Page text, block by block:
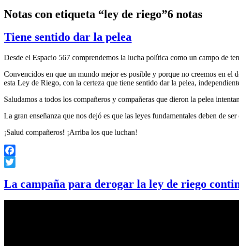
Notas con etiqueta “ley de riego”6 notas
Tiene sentido dar la pelea
Desde el Espacio 567 comprendemos la lucha política como un campo de
Convencidos en que un mundo mejor es posible y porque no creemos en el
esta Ley de Riego, con la certeza que tiene sentido dar la pelea,
Saludamos a todos los compañeros y compañeras que dieron la pelea
La gran enseñanza que nos dejó es que las leyes fundamentales deben de
¡Salud compañeros! ¡Arriba los que luchan!
Facebook
La campaña para derogar la ley de riego